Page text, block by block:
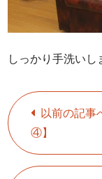
しっかり手洗い
以前の記事
④】